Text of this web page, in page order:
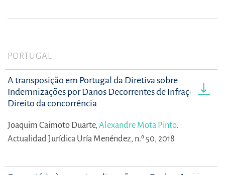
PORTUGAL
A transposição em Portugal da Diretiva sobre
Indemnizações por Danos Decorrentes de Infrações ao
Direito da concorrência
Joaquim Caimoto Duarte, Alexandre Mota Pinto.
Actualidad Jurídica Uría Menéndez, n.º 50, 2018